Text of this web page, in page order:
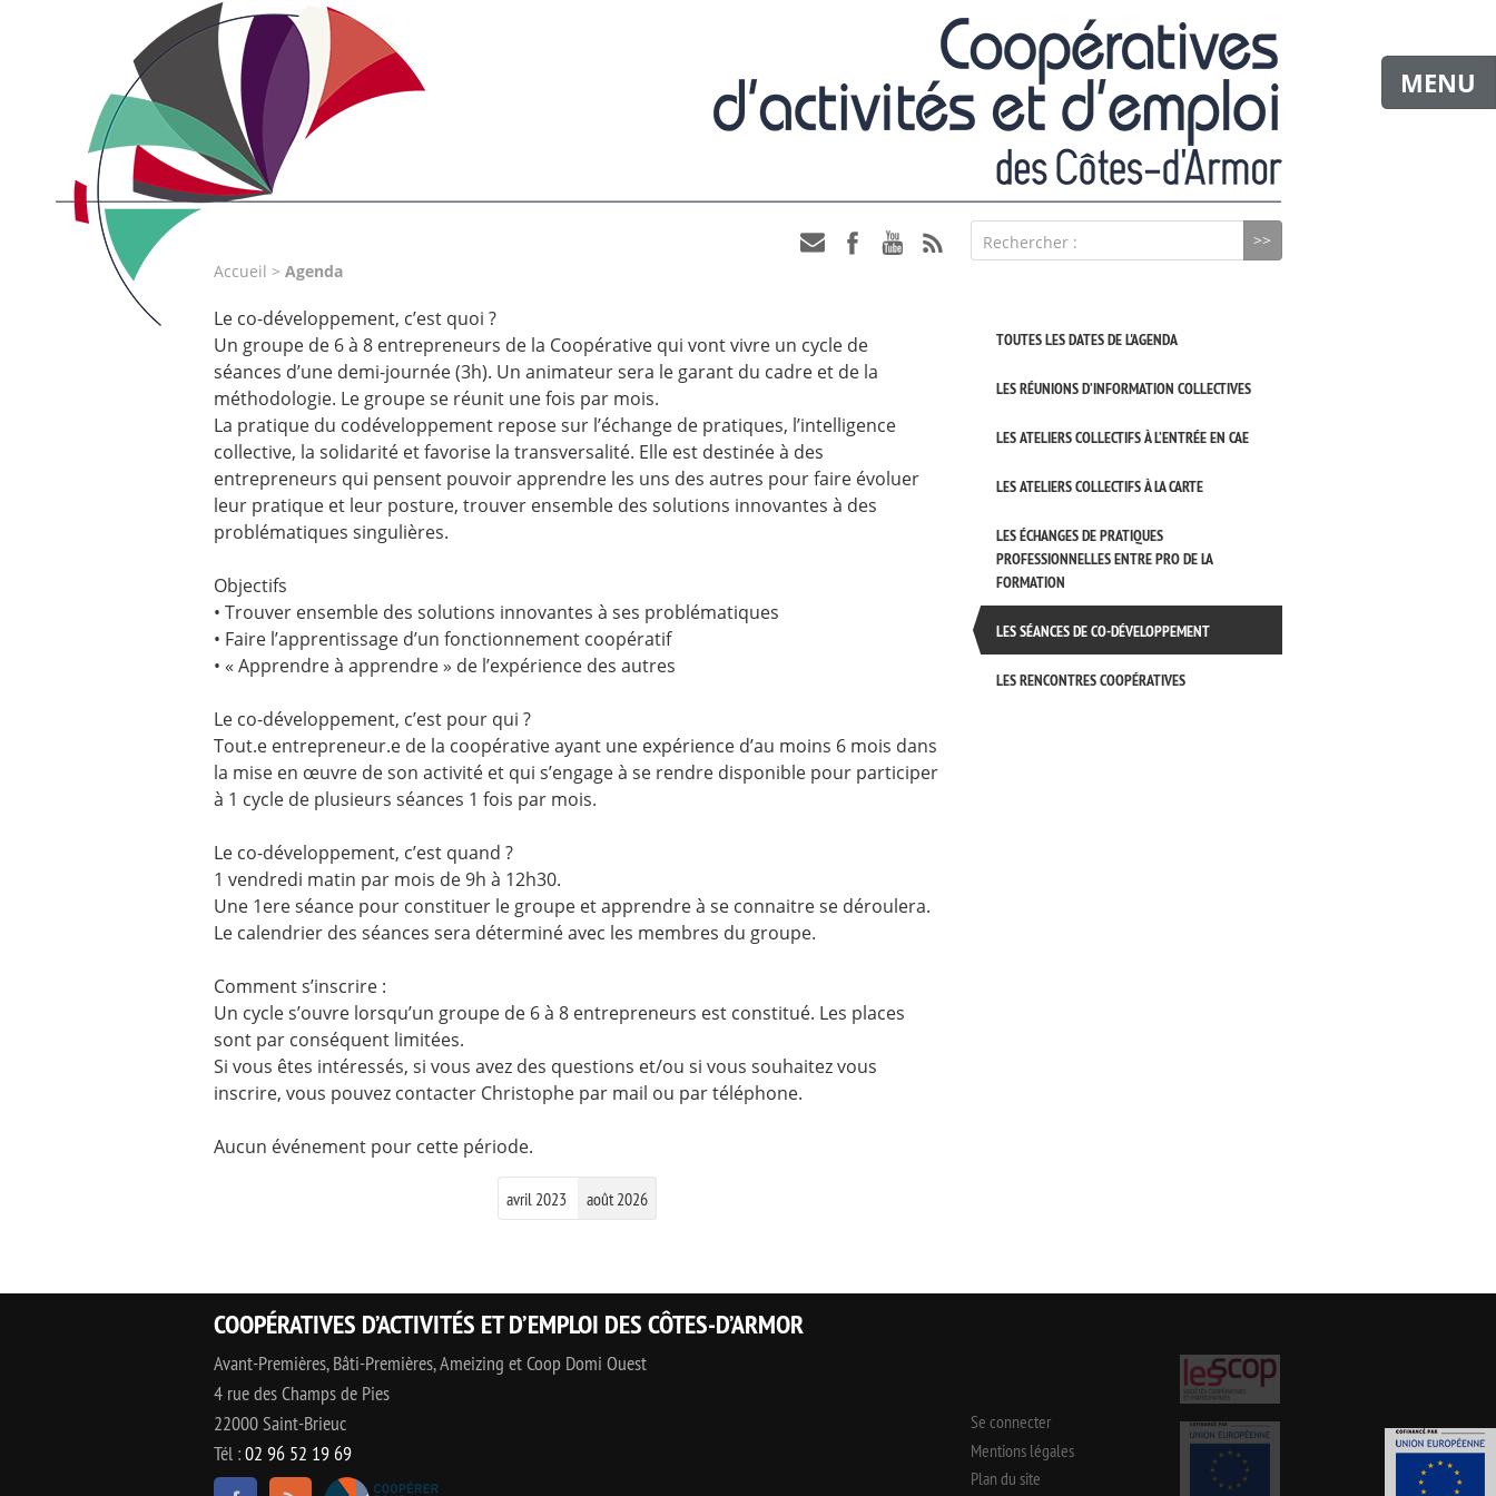
Rechercher :
MENU
Accueil > Agenda
Le co-développement, c’est quoi ?
Un groupe de 6 à 8 entrepreneurs de la Coopérative qui vont vivre un cycle de
séances d’une demi-journée (3h). Un animateur sera le garant du cadre et de la
méthodologie. Le groupe se réunit une fois par mois.
La pratique du codéveloppement repose sur l’échange de pratiques, l’intelligence
collective, la solidarité et favorise la transversalité. Elle est destinée à des
entrepreneurs qui pensent pouvoir apprendre les uns des autres pour faire évoluer
leur pratique et leur posture, trouver ensemble des solutions innovantes à des
problématiques singulières.
Objectifs
• Trouver ensemble des solutions innovantes à ses problématiques
• Faire l’apprentissage d’un fonctionnement coopératif
• « Apprendre à apprendre » de l’expérience des autres
Le co-développement, c’est pour qui ?
Tout.e entrepreneur.e de la coopérative ayant une expérience d’au moins 6 mois dans
la mise en œuvre de son activité et qui s’engage à se rendre disponible pour participer
à 1 cycle de plusieurs séances 1 fois par mois.
Le co-développement, c’est quand ?
1 vendredi matin par mois de 9h à 12h30.
Une 1ere séance pour constituer le groupe et apprendre à se connaitre se déroulera.
Le calendrier des séances sera déterminé avec les membres du groupe.
Comment s’inscrire :
Un cycle s’ouvre lorsqu’un groupe de 6 à 8 entrepreneurs est constitué. Les places
sont par conséquent limitées.
Si vous êtes intéressés, si vous avez des questions et/ou si vous souhaitez vous
inscrire, vous pouvez contacter Christophe par mail ou par téléphone.
Aucun événement pour cette période.
avril 2023 août 2026
TOUTES LES DATES DE L'AGENDA
LES RÉUNIONS D’INFORMATION COLLECTIVES
LES ATELIERS COLLECTIFS À L’ENTRÉE EN CAE
LES ATELIERS COLLECTIFS À LA CARTE
LES ÉCHANGES DE PRATIQUES
PROFESSIONNELLES ENTRE PRO DE LA
FORMATION
LES SÉANCES DE CO-DÉVELOPPEMENT
LES RENCONTRES COOPÉRATIVES
COOPÉRATIVES D’ACTIVITÉS ET D’EMPLOI DES CÔTES-D’ARMOR
Avant-Premières, Bâti-Premières, Ameizing et Coop Domi Ouest
4 rue des Champs de Pies
22000 Saint-Brieuc
Tél :02 96 52 19 69
Se connecter
Mentions légales
Plan du site